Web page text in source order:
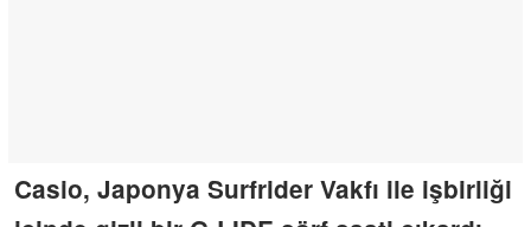
Casio, Japonya Surfrider Vakfı ile işbirliği